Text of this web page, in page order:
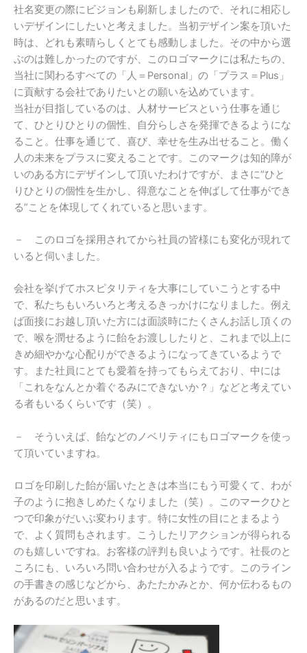
社名変更の際にビジョンも刷新しましたので、それに相応し
いデザインにしたいと考えました。当初デザイン案を頂いた
時は、どれも素晴らしくとても感動しました。その中から選
ぶのは難しかったのですが、このロゴマークには私たちの、
当社に関わるすべての「人＝Personal」の「プラス＝Plus」
に貢献する会社でありたいとの願いを込めています。
当社が目指しているのは、人材サービスという仕事を通じ
て、ひとりひとりの個性、自分らしさを発揮できるようにな
ること。仕事を通じて、喜び、幸せを生み出せること。働く
人の未来をプラスに変えることです。このマークは知的障が
いのある方にデザインして頂いたわけですが、まさに“ひと
りひとりの個性を生かし、得意なことを伸ばして仕事ができ
る”ことを体現してくれていると思います。
－ このロゴを採用されてから社員の皆様にも変化が現れて
いると伺いました。
会社を挙げてホスピタリティを大事にしていこうとする中
で、私たちもいろいろと考えるきっかけになりました。例え
ば面接にお越し頂いた方には面談時にたくさんお話し頂くの
で、喉を潤せるように飴をお渡ししたりと、これまで以上に
きめ細やかな心配りができるようになってきているようで
す。また社員にとても愛着を持ってもらえており、中には
「これをなんとか着ぐるみにできないか？」などと考えてい
る者もいるくらいです（笑）。
－ そういえば、飴などのノベリティにもロゴマークを使っ
て頂いていますね。
ロゴを印刷した飴が届いたときは本当にもう可愛くて、わが
子のように抱きしめたくなりました（笑）。このマークひと
つで印象がだいぶ変わります。特に女性の目にとまるよう
で、よく質問もされます。こうしたリアクションが得られる
のも嬉しいですね。お客様の評判も良いようです。社長のと
ころにも、いろいろ問い合わせが入るようです。このライン
の手書きの感じなどから、あたたかみとか、何か伝わるもの
があるのだと思います。